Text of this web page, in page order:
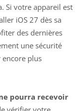
Si votre appareil est
iOS 27 dès sa
des dernières
une sécurité
plus
pourra recevoir